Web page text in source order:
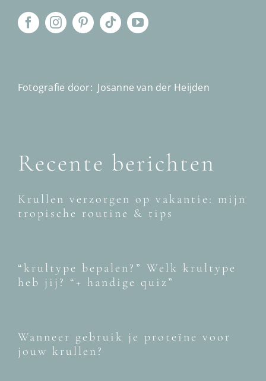
Fotografie door: Josanne van der Heijden
Recente berichten
Krullen verzorgen op vakantie: mijn
tropische routine & tips
“krultype bepalen?” Welk krultype
heb jij? “+ handige quiz”
Wanneer gebruik je proteïne voor
jouw krullen?